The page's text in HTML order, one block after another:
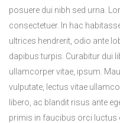
posuere dui nibh sed urna.
consectetuer. In hac
ultrices hendrerit, odio ante
dapibus turpis. Curabitur dui
ullamcorper vitae, ipsum.
vulputate, lectus vitae
libero, ac blandit risus ante
primis in faucibus orci luctus